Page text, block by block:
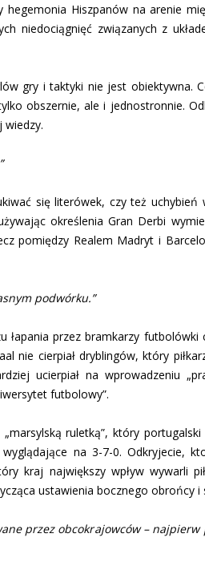
Hiszpanów na arenie
niedociągnięć związanych z
gry i taktyki nie jest obiektywna.
obszernie, ale i jednostronnie.
wiedzy.
się literówek, czy też uchybień
określenia Gran Derbi
pomiędzy Realem Madryt i
podwórku.”
łapania przez bramkarzy
nie cierpiał dryblingów, który
ucierpiał na wprowadzeniu
futbolowy”.
ruletką”, który
na 3-7-0. Odkryjecie,
kraj największy wpływ wywarli
ustawienia bocznego obrońcy i
przez obcokrajowców –